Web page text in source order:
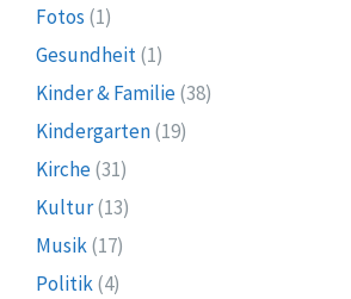
Fotos (1)
Gesundheit(1)
Kinder & Familie(38)
Kindergarten(19)
Kirche(31)
Kultur(13)
Musik(17)
Politik(4)